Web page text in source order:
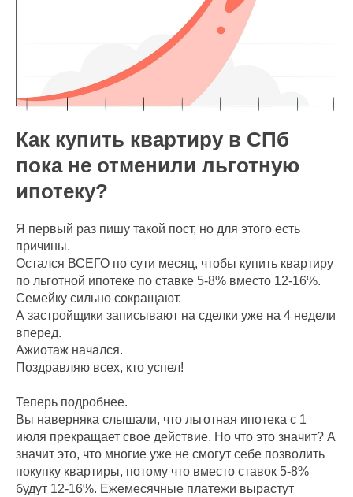
Как купить квартиру в СПб
пока не отменили льготную
ипотеку?
Я первый раз пишу такой пост, но для этого есть
причины.
Остался ВСЕГО по сути месяц, чтобы купить квартиру
по льготной ипотеке по ставке 5-8% вместо 12-16%.
Семейку сильно сокращают.
А застройщики записывают на сделки уже на 4 недели
вперед.
Ажиотаж начался.
Поздравляю всех, кто успел!
Теперь подробнее.
Вы наверняка слышали, что льготная ипотека с 1
июля прекращает свое действие. Но что это значит? А
значит это, что многие уже не смогут себе позволить
покупку квартиры, потому что вместо ставок 5-8%
будут 12-16%. Ежемесячные платежи вырастут